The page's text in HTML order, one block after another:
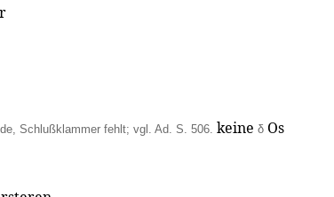
Schlußklammer fehlt; vgl. Ad. S. 506. keine δ Os